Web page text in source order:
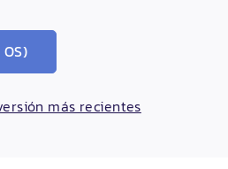
más recientes